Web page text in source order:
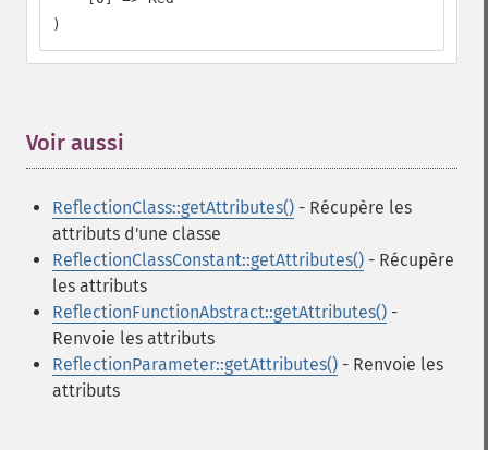
)
Voir aussi
ReflectionClass::getAttributes() - Récupère les
attributs d'une classe
ReflectionClassConstant::getAttributes() - Récupère
les attributs
ReflectionFunctionAbstract::getAttributes() -
Renvoie les attributs
ReflectionParameter::getAttributes() - Renvoie les
attributs